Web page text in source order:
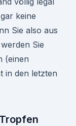
keine
Sie also aus
Sie
(einen
in den letzten